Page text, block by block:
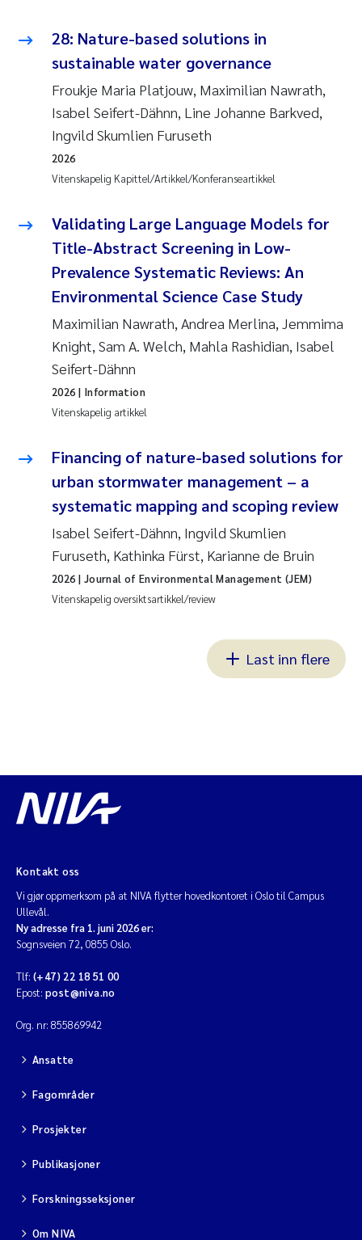
28: Nature-based solutions in
sustainable water governance
Froukje Maria Platjouw, Maximilian Nawrath,
Isabel Seifert-Dähnn, Line Johanne Barkved,
Ingvild Skumlien Furuseth
Vitenskapelig Kapittel/Artikkel/Konferanseartikkel
2026
Validating Large Language Models for
Title-Abstract Screening in Low-
Prevalence Systematic Reviews: An
Environmental Science Case Study
Maximilian Nawrath, Andrea Merlina, Jemmima
Knight, Sam A. Welch, Mahla Rashidian, Isabel
Seifert-Dähnn
Vitenskapelig artikkel
2026 | Information
Financing of nature-based solutions for
urban stormwater management – a
systematic mapping and scoping review
Isabel Seifert-Dähnn, Ingvild Skumlien
Furuseth, Kathinka Fürst, Karianne de Bruin
Vitenskapelig oversiktsartikkel/review
2026 | Journal of Environmental Management (JEM)
Last inn flere
Kontakt oss
Vi gjør oppmerksom på at NIVA flytter hovedkontoret i Oslo til Campus
Ullevål.
Ny adresse fra 1. juni 2026 er:
Sognsveien 72, 0855 Oslo.
Tlf: (+47) 22 18 51 00
Epost: post@niva.no
Org. nr: 855869942
Ansatte
Fagområder
Prosjekter
Publikasjoner
Forskningsseksjoner
Om NIVA